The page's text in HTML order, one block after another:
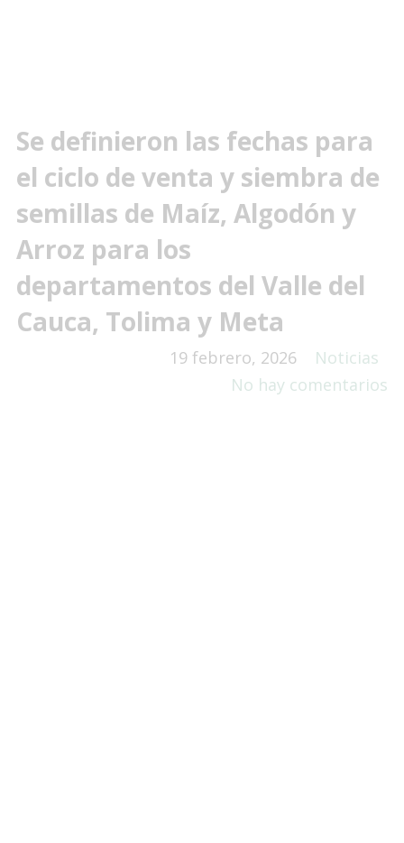
Se definieron las fechas para
el ciclo de venta y siembra de
semillas de Maíz, Algodón y
Arroz para los
departamentos del Valle del
Cauca, Tolima y Meta
19 febrero, 2026
Noticias
No hay comentarios